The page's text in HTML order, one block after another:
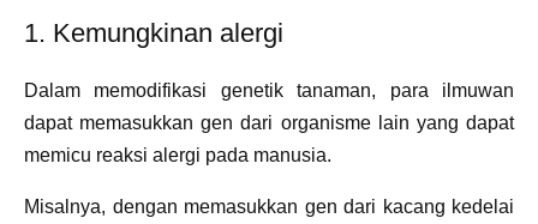
1. Kemungkinan alergi
Dalam memodifikasi genetik tanaman, para ilmuwan
dapat memasukkan gen dari organisme lain yang dapat
memicu reaksi alergi pada manusia.
Misalnya, dengan memasukkan gen dari kacang kedelai